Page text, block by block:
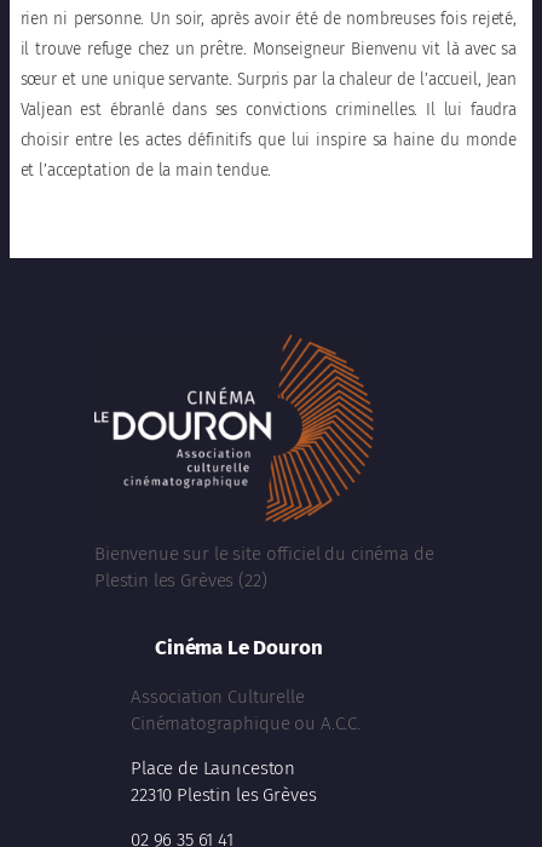
rien ni personne. Un soir, après avoir été de nombreuses fois rejeté,
il trouve refuge chez un prêtre. Monseigneur Bienvenu vit là avec sa
sœur et une unique servante. Surpris par la chaleur de l’accueil, Jean
Valjean est ébranlé dans ses convictions criminelles. Il lui faudra
choisir entre les actes définitifs que lui inspire sa haine du monde
et l’acceptation de la main tendue.
Bienvenue sur le site officiel du cinéma de
Plestin les Grèves (22)
Cinéma Le Douron
Association Culturelle
Cinématographique ou A.C.C.
Place de Launceston
22310 Plestin les Grèves
02 96 35 61 41